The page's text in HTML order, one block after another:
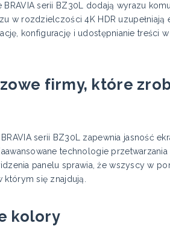
serii BZ30L dodają wyrazu
w rozdzielczości 4K HDR
konfigurację i udostępnianie treści
firmy, które
serii BZ30L zapewnia jasność
technologie
panelu sprawia, że wszyscy w
się znajdują.
kolory